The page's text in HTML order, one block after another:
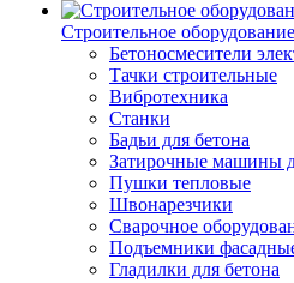
Строительное оборудование
Бетоносмесители
Тачки строительные
Вибротехника
Станки
Бадьи для бетона
Затирочные машины
Пушки тепловые
Швонарезчики
Сварочное
Подъемники
Гладилки для бетона